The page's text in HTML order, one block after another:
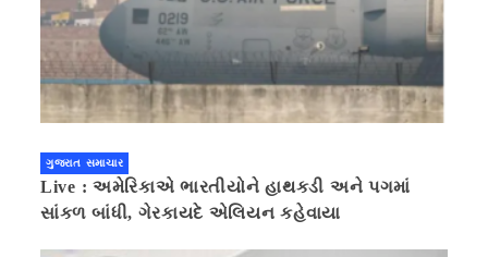
ગુજરાત સમાચાર
Live : અમેરિકાએ ભારતીયોને હાથકડી અને પગમાં
સાંકળ બાંધી, ગેરકાયદે એલિયન કહેવાયા